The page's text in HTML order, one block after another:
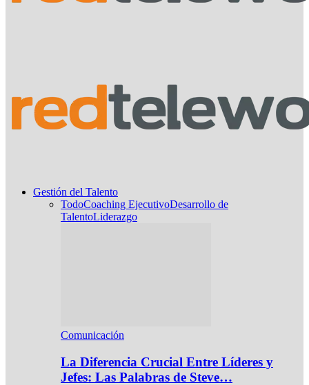
Gestión del Talento
TodoCoaching EjecutivoDesarrollo de
TalentoLiderazgo
Comunicación
La Diferencia Crucial Entre Líderes y
Jefes: Las Palabras de Steve…